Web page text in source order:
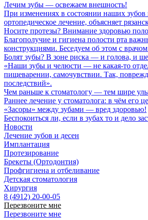
Лечим зубы — освежаем внешность!
При изменениях в состоянии наших зубов
ортопедическое лечение, объясняет
Носите протезы? Внимание здоровью
Благополучие и гигиена полости рта
конструкциями. Беседуем об этом с
Болят зубы? В зоне риска — и голова, и
«Наши зубы и челюсти — не какая-то
пищеварении, самочувствии. Так,
последствий».
Чем раньше к стоматологу — тем шире
Раннее лечение у стоматолога: в чём его
«Засоры» между зубами — вред здоровью!
Беспокоиться ли, если в зубах то и дело
Новости
Лечение зубов и десен
Имплантация
Протезирование
Брекеты (Ортодонтия)
Профгигиена и отбеливание
Детская стоматология
Хирургия
8 (4912) 20-00-05
Перезвоните мне
Перезвоните мне